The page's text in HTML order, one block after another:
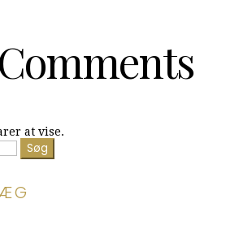
at vise.